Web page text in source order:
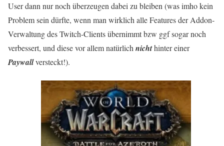
User dann nur noch überzeugen dabei zu bleiben (was imho kein
Problem sein dürfte, wenn man wirklich alle Features der Addon-
Verwaltung des Twitch-Clients übernimmt bzw ggf sogar noch
verbessert, und diese vor allem natürlich nichthinter einer
Paywallversteckt!).